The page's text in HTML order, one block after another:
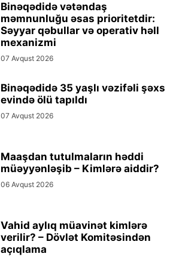
Binəqədidə vətəndaş
məmnunluğu əsas prioritetdir:
Səyyar qəbullar və operativ həll
mexanizmi
07 Avqust 2026
Binəqədidə 35 yaşlı vəzifəli şəxs
evində ölü tapıldı
07 Avqust 2026
Maaşdan tutulmaların həddi
müəyyənləşib – Kimlərə aiddir?
06 Avqust 2026
Vahid aylıq müavinət kimlərə
verilir? – Dövlət Komitəsindən
açıqlama